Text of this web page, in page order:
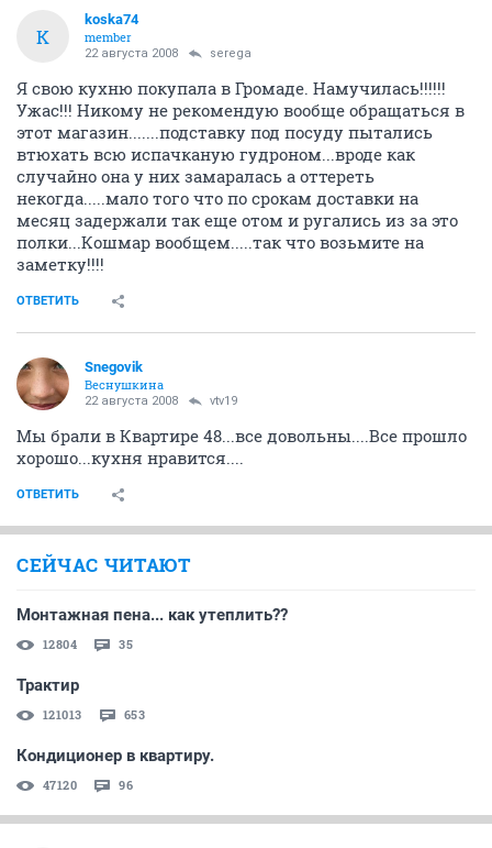
K
koska74
member
22 августа 2008 serega
Я свою кухню покупала в Громаде. Намучилась!!!!!!
Ужас!!! Никому не рекомендую вообще обращаться в
этот магазин.......подставку под посуду пытались
втюхать всю испачканую гудроном...вроде как
случайно она у них замаралась а оттереть
некогда.....мало того что по срокам доставки на
месяц задержали так еще отом и ругались из за это
полки...Кошмар вообщем.....так что возьмите на
заметку!!!!
ОТВЕТИТЬ
Snegovik
Веснушкина
22 августа 2008 vtv19
Мы брали в Квартире 48...все довольны....Все прошло
хорошо...кухня нравится....
ОТВЕТИТЬ
СЕЙЧАС ЧИТАЮТ
Монтажная пена... как утеплить??
12804 35
Трактир
121013 653
Кондиционер в квартиру.
47120 96